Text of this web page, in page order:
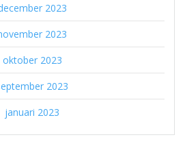
2023
2023
oktober 2023
2023
januari 2023